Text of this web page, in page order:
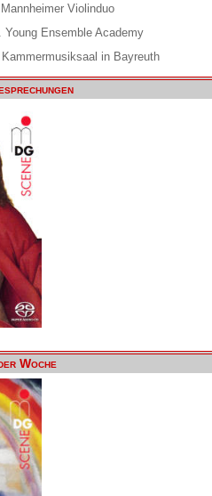
Violinduo
Young Ensemble Academy
in Bayreuth
Woche